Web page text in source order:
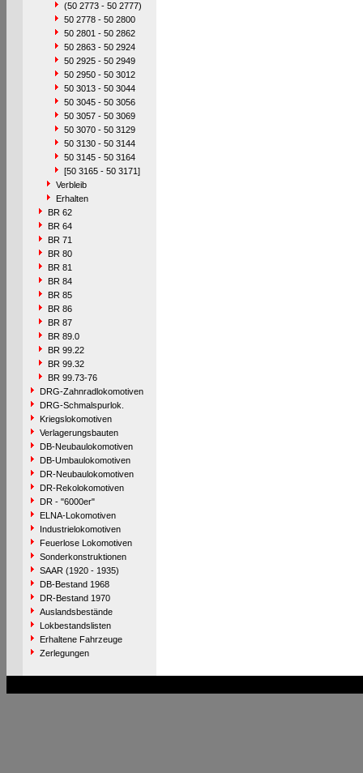
(50 2773 - 50 2777)
50 2778 - 50 2800
50 2801 - 50 2862
50 2863 - 50 2924
50 2925 - 50 2949
50 2950 - 50 3012
50 3013 - 50 3044
50 3045 - 50 3056
50 3057 - 50 3069
50 3070 - 50 3129
50 3130 - 50 3144
50 3145 - 50 3164
[50 3165 - 50 3171]
Verbleib
Erhalten
BR 62
BR 64
BR 71
BR 80
BR 81
BR 84
BR 85
BR 86
BR 87
BR 89.0
BR 99.22
BR 99.32
BR 99.73-76
DRG-Zahnradlokomotiven
DRG-Schmalspurlok.
Kriegslokomotiven
Verlagerungsbauten
DB-Neubaulokomotiven
DB-Umbaulokomotiven
DR-Neubaulokomotiven
DR-Rekolokomotiven
DR - "6000er"
ELNA-Lokomotiven
Industrielokomotiven
Feuerlose Lokomotiven
Sonderkonstruktionen
SAAR (1920 - 1935)
DB-Bestand 1968
DR-Bestand 1970
Auslandsbestände
Lokbestandslisten
Erhaltene Fahrzeuge
Zerlegungen